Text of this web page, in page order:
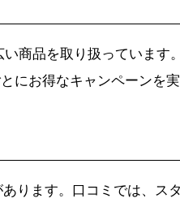
商品を取り扱っています
にお得なキャンペーンを
ります。口コミでは、ス